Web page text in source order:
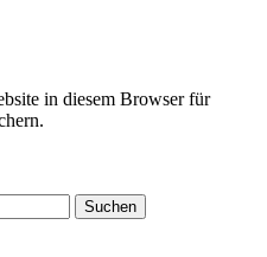
in diesem Browser für